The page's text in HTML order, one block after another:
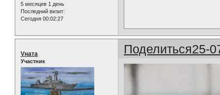
5 месяцев 1 день
Последний визит:
Сегодня 00:02:27
Поделиться25-
Vната
Участник